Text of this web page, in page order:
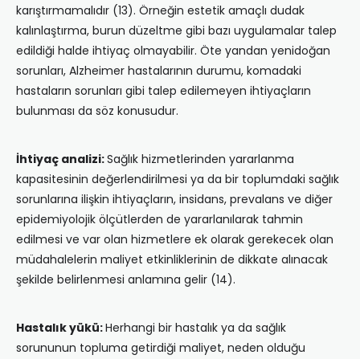
karıştırmamalıdır (13). Örneğin estetik amaçlı dudak
kalınlaştırma, burun düzeltme gibi bazı uygulamalar talep
edildiği halde ihtiyaç olmayabilir. Öte yandan yenidoğan
sorunları, Alzheimer hastalarının durumu, komadaki
hastaların sorunları gibi talep edilemeyen ihtiyaçların
bulunması da söz konusudur.
İhtiyaç analizi:Sağlık hizmetlerinden yararlanma
kapasitesinin değerlendirilmesi ya da bir toplumdaki sağlık
sorunlarına ilişkin ihtiyaçların, insidans, prevalans ve diğer
epidemiyolojik ölçütlerden de yararlanılarak tahmin
edilmesi ve var olan hizmetlere ek olarak gerekecek olan
müdahalelerin maliyet etkinliklerinin de dikkate alınacak
şekilde belirlenmesi anlamına gelir (14).
Hastalık yükü:Herhangi bir hastalık ya da sağlık
sorununun topluma getirdiği maliyet, neden olduğu